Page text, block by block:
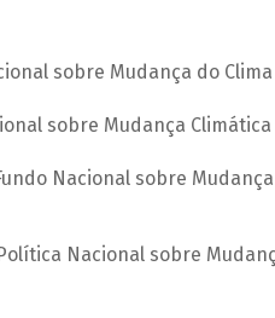
sobre Mudança do Clima
sobre Mudança Climática
Nacional sobre
Nacional sobre